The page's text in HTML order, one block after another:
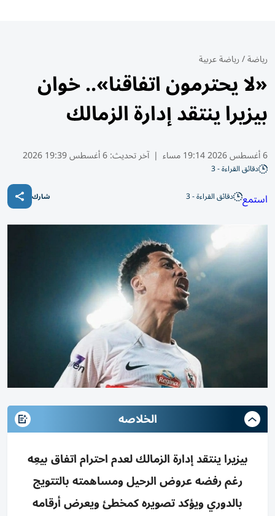
رياضة/رياضة عربية
«لا يحترمون اتفاقنا».. خوان
بيزيرا ينتقد إدارة الزمالك
6 أغسطس 2026 19:14 مساء | آخر تحديث:6 أغسطس 19:39 2026
دقائق القراءة - 3
استمع دقائق القراءة - 3 شارك
الخلاصه
بيزيرا ينتقد إدارة الزمالك لعدم احترام اتفاق بيعِه
رغم رفضه عروض الرحيل ومساهمته بالتتويج
بالدوري ويؤكد تصويره كمخطئ ويعرض أرقامه